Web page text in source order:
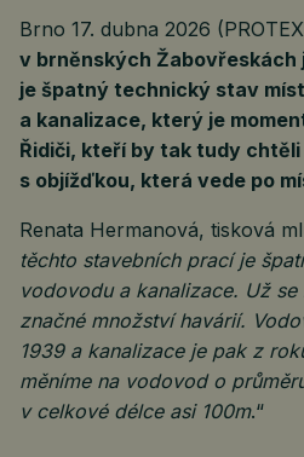
Brno 17. dubna 2026
v brněnských Žabovřeskách
je špatný technický stav
a kanalizace, který je
Řidiči, kteří by tak tudy
s objížďkou, která vede po
Renata Hermanová, tisková
těchto stavebních prací je
vodovodu a kanalizace. Už
značné množství havárií.
1939 a kanalizace je pak z
měníme na vodovod o
v celkové délce asi 100m.“